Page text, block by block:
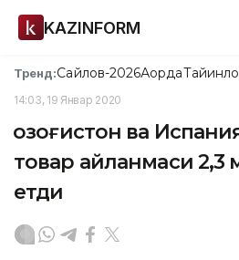
KAZINFORM
Тренд:Сайлов-2026Ақорда
14:03, 19 Январ 2020
Қозоғистон ва
товар айланмаси 2,3
етди